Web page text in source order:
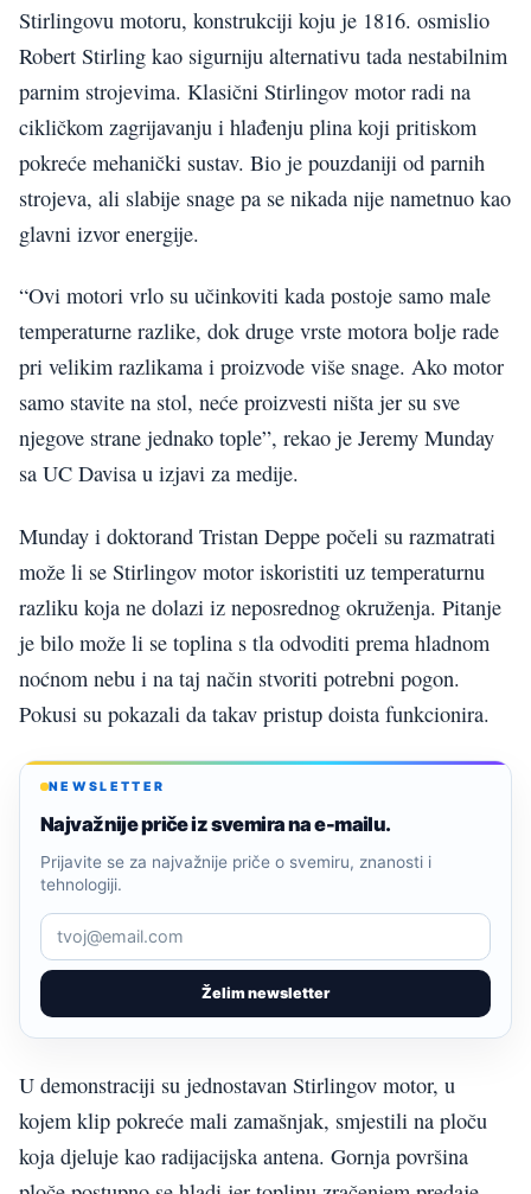
Stirlingovu motoru, konstrukciji koju je 1816. osmislio
Robert Stirling kao sigurniju alternativu tada nestabilnim
parnim strojevima. Klasični Stirlingov motor radi na
cikličkom zagrijavanju i hlađenju plina koji pritiskom
pokreće mehanički sustav. Bio je pouzdaniji od parnih
strojeva, ali slabije snage pa se nikada nije nametnuo kao
glavni izvor energije.
“Ovi motori vrlo su učinkoviti kada postoje samo male
temperaturne razlike, dok druge vrste motora bolje rade
pri velikim razlikama i proizvode više snage. Ako motor
samo stavite na stol, neće proizvesti ništa jer su sve
njegove strane jednako tople”, rekao je Jeremy Munday
sa UC Davisa u izjavi za medije.
Munday i doktorand Tristan Deppe počeli su razmatrati
može li se Stirlingov motor iskoristiti uz temperaturnu
razliku koja ne dolazi iz neposrednog okruženja. Pitanje
je bilo može li se toplina s tla odvoditi prema hladnom
noćnom nebu i na taj način stvoriti potrebni pogon.
Pokusi su pokazali da takav pristup doista funkcionira.
NEWSLETTER
Najvažnije priče iz svemira na e-mailu.
Želim newsletter
Prijavite se za najvažnije priče o svemiru, znanosti i
tehnologiji.
U demonstraciji su jednostavan Stirlingov motor, u
kojem klip pokreće mali zamašnjak, smjestili na ploču
koja djeluje kao radijacijska antena. Gornja površina